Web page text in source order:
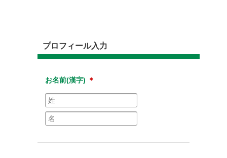
プロフィール入力
お名前(漢字) ＊